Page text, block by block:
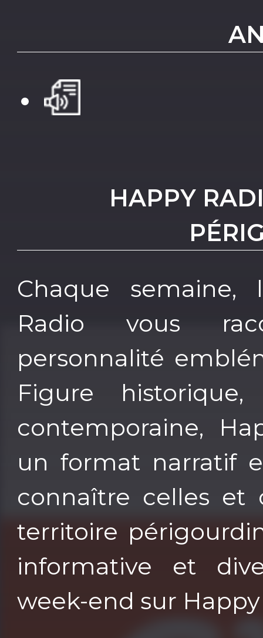
HAPPY
Chaque
Radio vous
personnalité
Figure
contemporaine,
un format narratif
connaître celles
territoire
informative et
week-end sur Happy